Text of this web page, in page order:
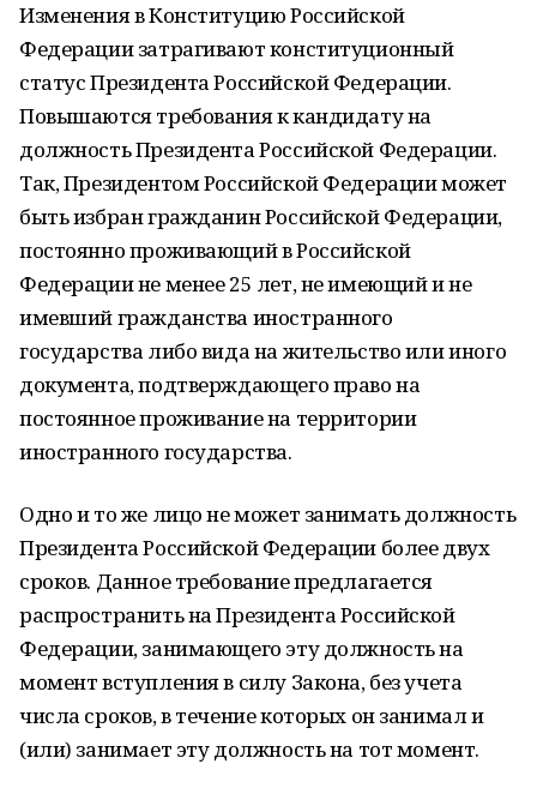
Изменения в Конституцию Российской
Федерации затрагивают конституционный
статус Президента Российской Федерации.
Повышаются требования к кандидату на
должность Президента Российской Федерации.
Так, Президентом Российской Федерации может
быть избран гражданин Российской Федерации,
постоянно проживающий в Российской
Федерации не менее 25 лет, не имеющий и не
имевший гражданства иностранного
государства либо вида на жительство или иного
документа, подтверждающего право на
постоянное проживание на территории
иностранного государства.
Одно и то же лицо не может занимать должность
Президента Российской Федерации более двух
сроков. Данное требование предлагается
распространить на Президента Российской
Федерации, занимающего эту должность на
момент вступления в силу Закона, без учета
числа сроков, в течение которых он занимал и
(или) занимает эту должность на тот момент.